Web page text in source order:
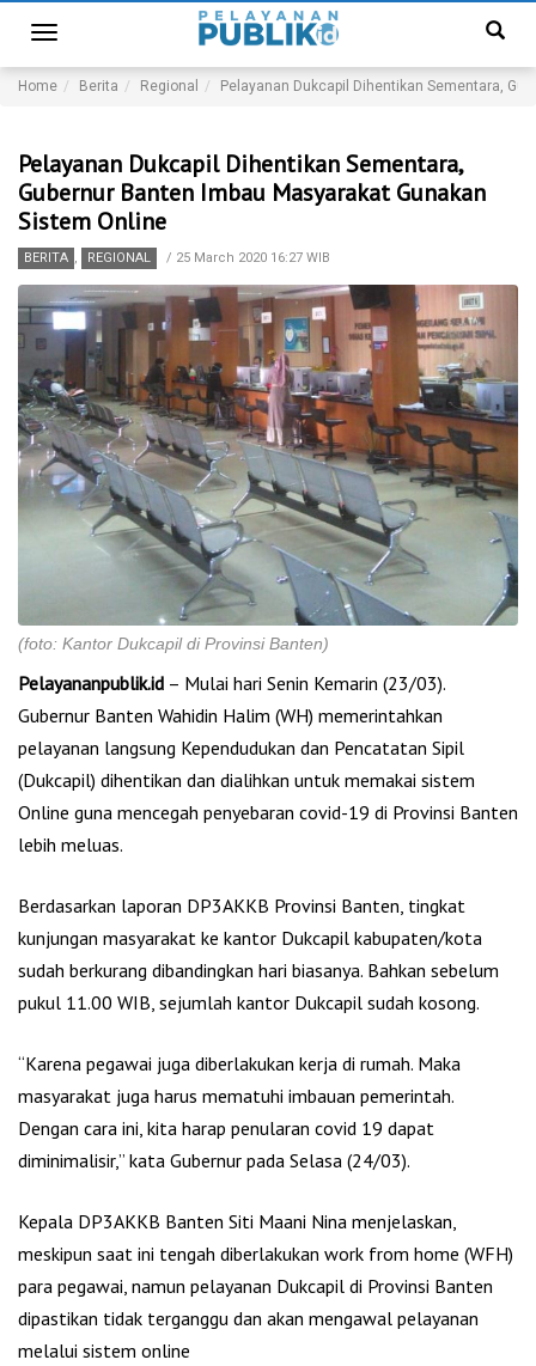
Toggle
navigation
Home Berita Regional Pelayanan Dukcapil Dihentikan Sementara,
Pelayanan Dukcapil Dihentikan Sementara,
Gubernur Banten Imbau Masyarakat Gunakan
Sistem Online
BERITA , REGIONAL / 25 March 2020 16:27 WIB
(foto: Kantor Dukcapil di Provinsi Banten)
Pelayananpublik.id – Mulai hari Senin Kemarin (23/03).
Gubernur Banten Wahidin Halim (WH) memerintahkan
pelayanan langsung Kependudukan dan Pencatatan Sipil
(Dukcapil) dihentikan dan dialihkan untuk memakai sistem
Online guna mencegah penyebaran covid-19 di Provinsi Banten
lebih meluas.
Berdasarkan laporan DP3AKKB Provinsi Banten, tingkat
kunjungan masyarakat ke kantor Dukcapil kabupaten/kota
sudah berkurang dibandingkan hari biasanya. Bahkan sebelum
pukul 11.00 WIB, sejumlah kantor Dukcapil sudah kosong.
“Karena pegawai juga diberlakukan kerja di rumah. Maka
masyarakat juga harus mematuhi imbauan pemerintah.
Dengan cara ini, kita harap penularan covid 19 dapat
diminimalisir,” kata Gubernur pada Selasa (24/03).
Kepala DP3AKKB Banten Siti Maani Nina menjelaskan,
meskipun saat ini tengah diberlakukan work from home (WFH)
para pegawai, namun pelayanan Dukcapil di Provinsi Banten
dipastikan tidak terganggu dan akan mengawal pelayanan
melalui sistem online